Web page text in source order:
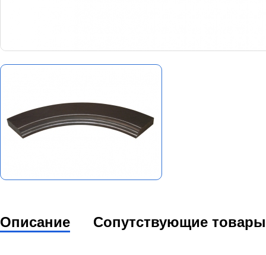
Описание Сопутствующие товары